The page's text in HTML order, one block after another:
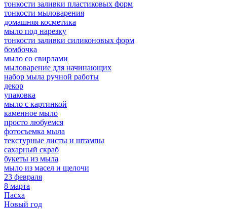
тонкости заливки пластиковых форм
тонкости мыловарения
домашняя косметика
мыло под нарезку
тонкости заливки силиконовых форм
бомбочка
мыло со свирлами
мыловарение для начинающих
набор мыла ручной работы
декор
упаковка
мыло с картинкой
каменное мыло
просто любуемся
фотосъемка мыла
текстурные листы и штампы
сахарный скраб
букеты из мыла
мыло из масел и щелочи
23 февраля
8 марта
Пасха
Новый год